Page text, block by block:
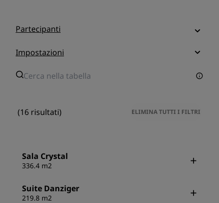
Partecipanti
Impostazioni
(16 risultati) ELIMINA TUTTI I FILTRI
Sala Crystal
336.4 m2
Suite Danziger
219.8 m2